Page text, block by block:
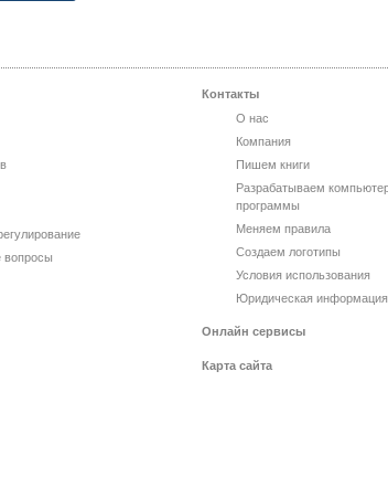
вопросы
Контакты
О нас
Компания
Пишем книги
Разрабатываем
программы
Меняем правила
Создаем логотипы
Условия использования
Юридическая информация
Онлайн сервисы
Карта сайта